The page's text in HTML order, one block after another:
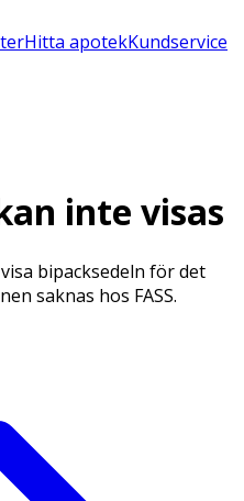
Hitta apotekKundservice
inte visas
bipacksedeln för det
saknas hos FASS.